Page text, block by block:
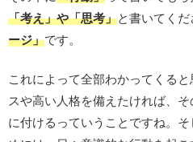
「考え」や「思考」と書いてく
ージ」です。
これによって全部わかってくる
スや高い人格を備えたければ、
に付けるっていうことですね。